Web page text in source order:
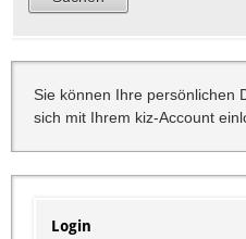
Sie können Ihre persönlichen
sich mit Ihrem kiz-Account
Login